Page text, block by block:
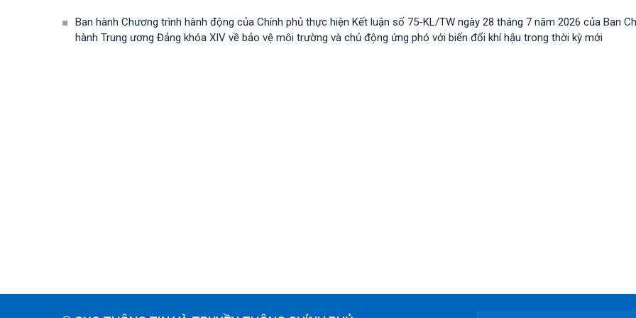
Ban hành Chương trình hành động của Chính phủ thực hiện Kết luận số 75-KL/TW ngày 28 tháng 7 năm 2026 của Ban
hành Trung ương Đảng khóa XIV về bảo vệ môi trường và chủ động ứng phó với biến đổi khí hậu trong thời kỳ mới